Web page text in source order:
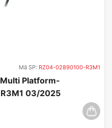
Mã SP: RZ04-02890100-R3M1
Platform-
03/2025